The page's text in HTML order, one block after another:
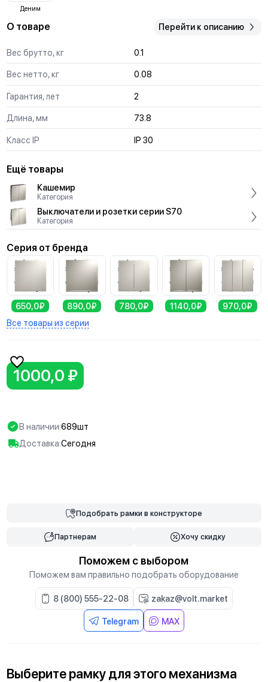
Деним
О товаре Перейти к описанию
Вес брутто, кг 0.1
Вес нетто, кг 0.08
Гарантия, лет 2
Длина, мм 73.8
Класс IP IP 30
Ещё товары
Кашемир
Категория
Выключатели и розетки серии S70
Категория
Серия от бренда
650,0₽ 890,0₽ 780,0₽ 1140,0₽
970,0₽
Все товары из серии
1000,0 ₽
В наличии:689шт
Доставка:Сегодня
Подобрать рамкив конструкторе
Партнерам Хочу скидку
Поможем с выбором
Поможем вам правильно подобрать оборудование
8 (800) 555-22-08 zakaz@volt.market
Telegram MAX
Выберитерамку дляэтого механизма